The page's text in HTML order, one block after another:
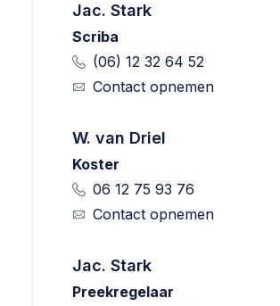
Jac. Stark
Scriba
(06) 12 32 64 52
Contact opnemen
W. van Driel
Koster
06 12 75 93 76
Contact opnemen
Jac. Stark
Preekregelaar